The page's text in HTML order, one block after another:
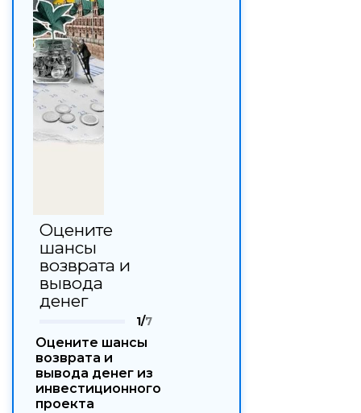
Оцените
шансы
возврата и
вывода
денег
1/7
Оцените шансы
возврата и
вывода денег из
инвестиционного
проекта